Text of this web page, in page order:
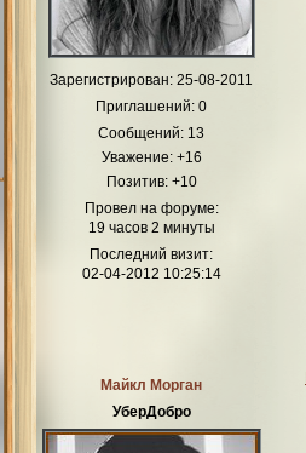
Зарегистрирован: 25-08-2011
Приглашений: 0
Сообщений: 13
Уважение: +16
Позитив: +10
Провел на форуме:
19 часов 2 минуты
Последний визит:
02-04-2012 10:25:14
Майкл Морган
УберДобро